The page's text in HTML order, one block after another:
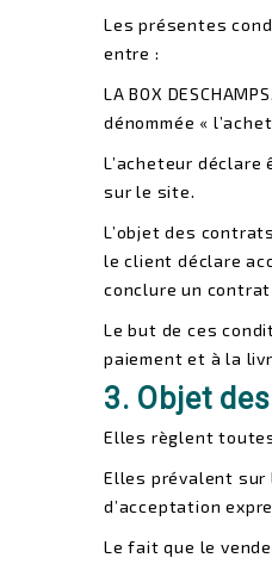
Les présentes
entre :
LA BOX
dénommée «
L’acheteur
sur le site.
L’objet des
le client déclare
conclure un
Le but de ces
paiement et à la
3. Objet
Elles règlent
Elles prévalent sur
d’acceptation
Le fait que le